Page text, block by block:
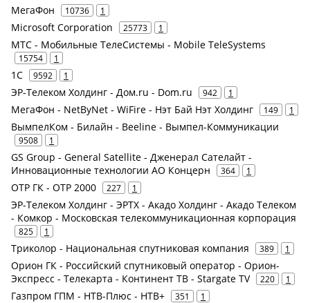
МегаФон 10736 1
Microsoft Corporation 25773 1
МТС - Мобильные ТелеСистемы - Mobile TeleSystems
15754 1
1С 9592 1
ЭР-Телеком Холдинг - Дом.ru - Dom.ru 942 1
МегаФон - NetByNet - WiFire - Нэт Бай Нэт Холдинг 149 1
ВымпелКом - Билайн - Beeline - Вымпел-Коммуникации
9508 1
GS Group - General Satellite - Дженерал Сателайт -
Инновационные технологии АО Концерн
364 1
ОТР ГК - ОТР 2000 227 1
ЭР-Телеком Холдинг - ЭРТХ - Акадо Холдинг - Акадо Телеком
- Комкор - Московская телекоммуникационная корпорация
825 1
Триколор - Национальная спутниковая компания 389 1
Орион ГК - Российский спутниковый оператор - Орион-
Экспресс - Телекарта - Континент ТВ - Stargate TV
220 1
Газпром ГПМ - НТВ-Плюс - НТВ+ 351 1